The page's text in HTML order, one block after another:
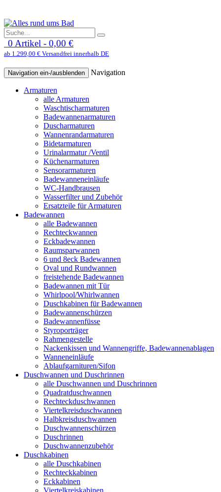
0 Artikel - 0,00 €
ab 1.299,00 € Versandfrei innerhalb DE
Navigation ein-/ausblenden Navigation
Armaturen
alle Armaturen
Waschtischarmaturen
Badewannenarmaturen
Duscharmaturen
Wannenrandarmaturen
Bidetarmaturen
Urinalarmatur /Ventil
Küchenarmaturen
Sensorarmaturen
Badewanneneinläufe
WC-Handbrausen
Wasserfilter und Zubehör
Ersatzteile für Armaturen
Badewannen
alle Badewannen
Rechteckwannen
Eckbadewannen
Raumsparwannen
6 und 8eck Badewannen
Oval und Rundwannen
freistehende Badewannen
Badewannen mit Tür
Whirlpool/Whirlwannen
Duschkabinen für Badewannen
Badewannenschürzen
Badewannenfüsse
Styroporträger
Rahmengestelle
Nackenkissen und Wannengriffe, Badewannenablagen
Wanneneinläufe
Ablaufgarnituren/Sifon
Duschwannen und Duschrinnen
alle Duschwannen und Duschrinnen
Quadratduschwannen
Rechteckduschwannen
Viertelkreisduschwannen
Halbkreisduschwannen
Duschwannenschürzen
Duschrinnen
Duschwannenzubehör
Duschkabinen
alle Duschkabinen
Rechteckkabinen
Eckkabinen
Viertelkreiskabinen